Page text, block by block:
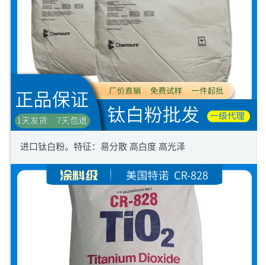
进口钛白粉。特征：易分散 高白度 高光泽